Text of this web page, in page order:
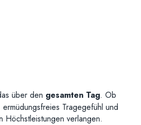
über den gesamten Tag. Ob
Tragegefühl und
verlangen.